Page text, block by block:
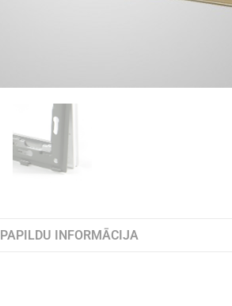
PAPILDU INFORMĀCIJA